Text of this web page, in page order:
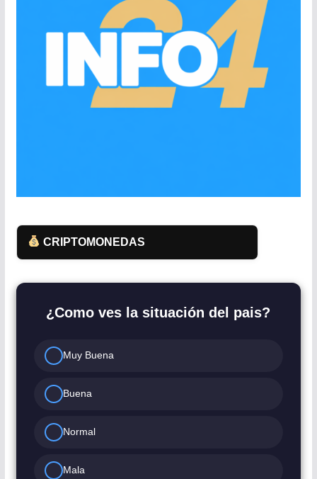
CRIPTOMONEDAS
¿Como ves la situación del pais?
Muy Buena
Buena
Normal
Mala